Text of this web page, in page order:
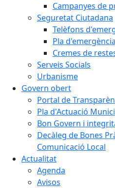
Campanyes de
Seguretat Ciutadana
Telèfons
Pla
Cremes de
Serveis Socials
Urbanisme
Govern obert
Portal de
Pla d'Actuació
Bon Govern i
Decàleg de Bones
Comunicació Local
Actualitat
Agenda
Avisos